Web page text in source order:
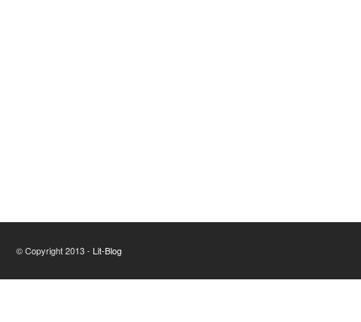
© Copyright 2013 - Lit-Blog